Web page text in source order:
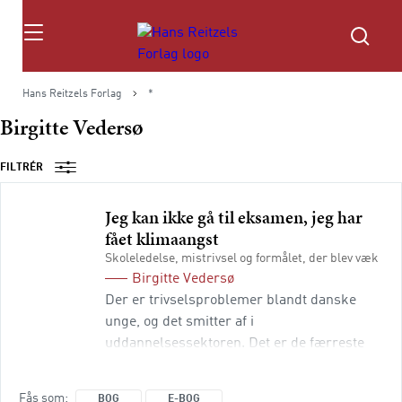
Søg
Hans Reitzels Forlag *
Birgitte Vedersø
FILTRÉR
Jeg kan ikke gå til eksamen, jeg har
fået klimaangst
Skoleledelse, mistrivsel og formålet, der blev væk
Birgitte Vedersø
Der er trivselsproblemer blandt danske
unge, og det smitter af i
uddannelsessektoren. Det er de færreste
Fås som BOG E-BOG